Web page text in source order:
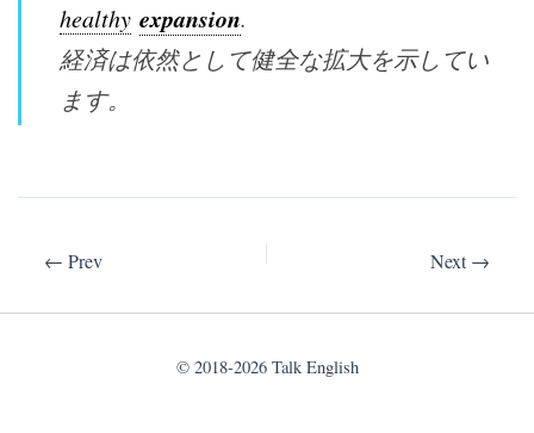
healthy expansion.
経済は依然として健全な拡大を示してい
ます。
© 2018-2026 Talk English